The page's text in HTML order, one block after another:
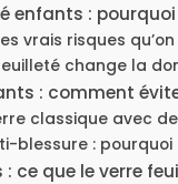
enfants :
vrais risques
change la
: comment
classique avec
blessure :
ce que le verre